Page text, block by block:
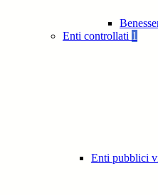
Enti controllati 1
Enti pubblici